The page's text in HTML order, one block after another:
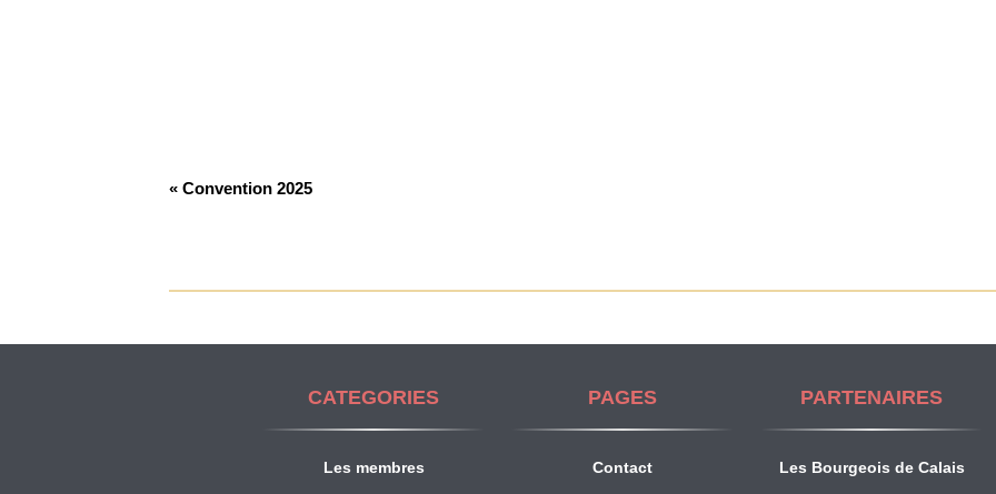
Navigation
« Convention 2025
CATEGORIES
Les membres
PAGES
Contact
PARTENAIRES
Les Bourgeois de Calais